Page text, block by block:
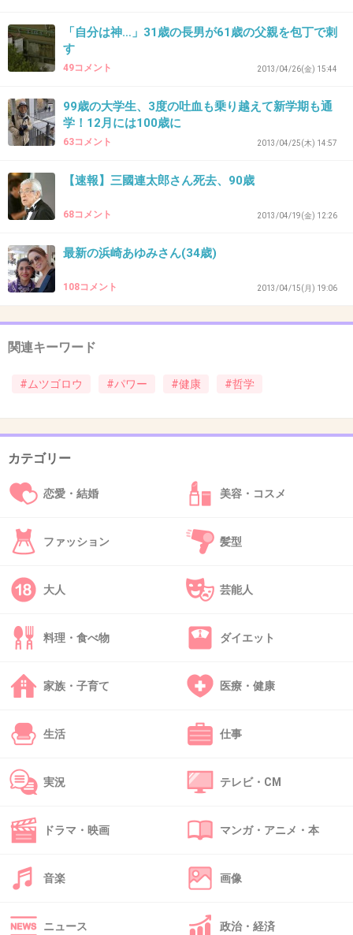
42. 匿名 2013/04/05(金) 17:12:31
ムツゴロウさんは昔から違う世界を生きてるような
+2 -0
43. 匿名 2013/04/05(金) 17:41:31
なんかもっと年齢いってるイメージだったｗこれからも元
気に長生きして欲しいわ。
元気だね～。自分の生き方貫いてるって感じ。長生きして
45. 匿名2013/04/05(金) 17:56:04
タバコ吸うのかあ
実は無頼派のムツゴロウさんらしいねえ
46. 匿名 2013/04/05(金) 17:59:50
むかしから同じくらいの年齢にみえるわｗ
47. 匿名 2013/04/05(金) 18:28:12
３０年以上前から今と変わらないｗ
48. 匿名 2013/04/05(金) 18:28:31
「自分は神…」31歳の長男が61歳の父親を包丁で刺
す
49コメント 2013/04/26(金) 15:44
99歳の大学生、3度の吐血も乗り越えて新学期も通
学！12月には100歳に
63コメント 2013/04/25(木) 14:57
【速報】三國連太郎さん死去、90歳
68コメント 2013/04/19(金) 12:26
最新の浜崎あゆみさん(34歳)
108コメント 2013/04/15(月) 19:06
関連キーワード
#ムツゴロウ #パワー #健康 #哲学
カテゴリー
恋愛・結婚 美容・コスメ
ファッション 髪型
大人 芸能人
料理・食べ物 ダイエット
家族・子育て 医療・健康
生活 仕事
実況 テレビ・CM
ドラマ・映画 マンガ・アニメ・本
音楽 画像
ニュース 政治・経済